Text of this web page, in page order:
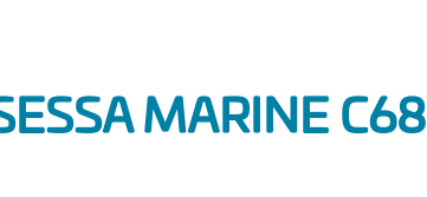
MARINE C68